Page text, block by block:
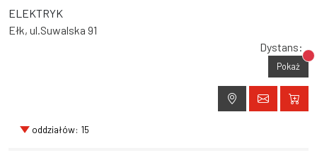
ELEKTRYK
Ełk, ul.Suwalska 91
Dystans:
Pokaż
oddziałów: 15